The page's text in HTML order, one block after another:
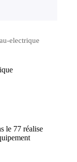
electrique
le 77 réalise